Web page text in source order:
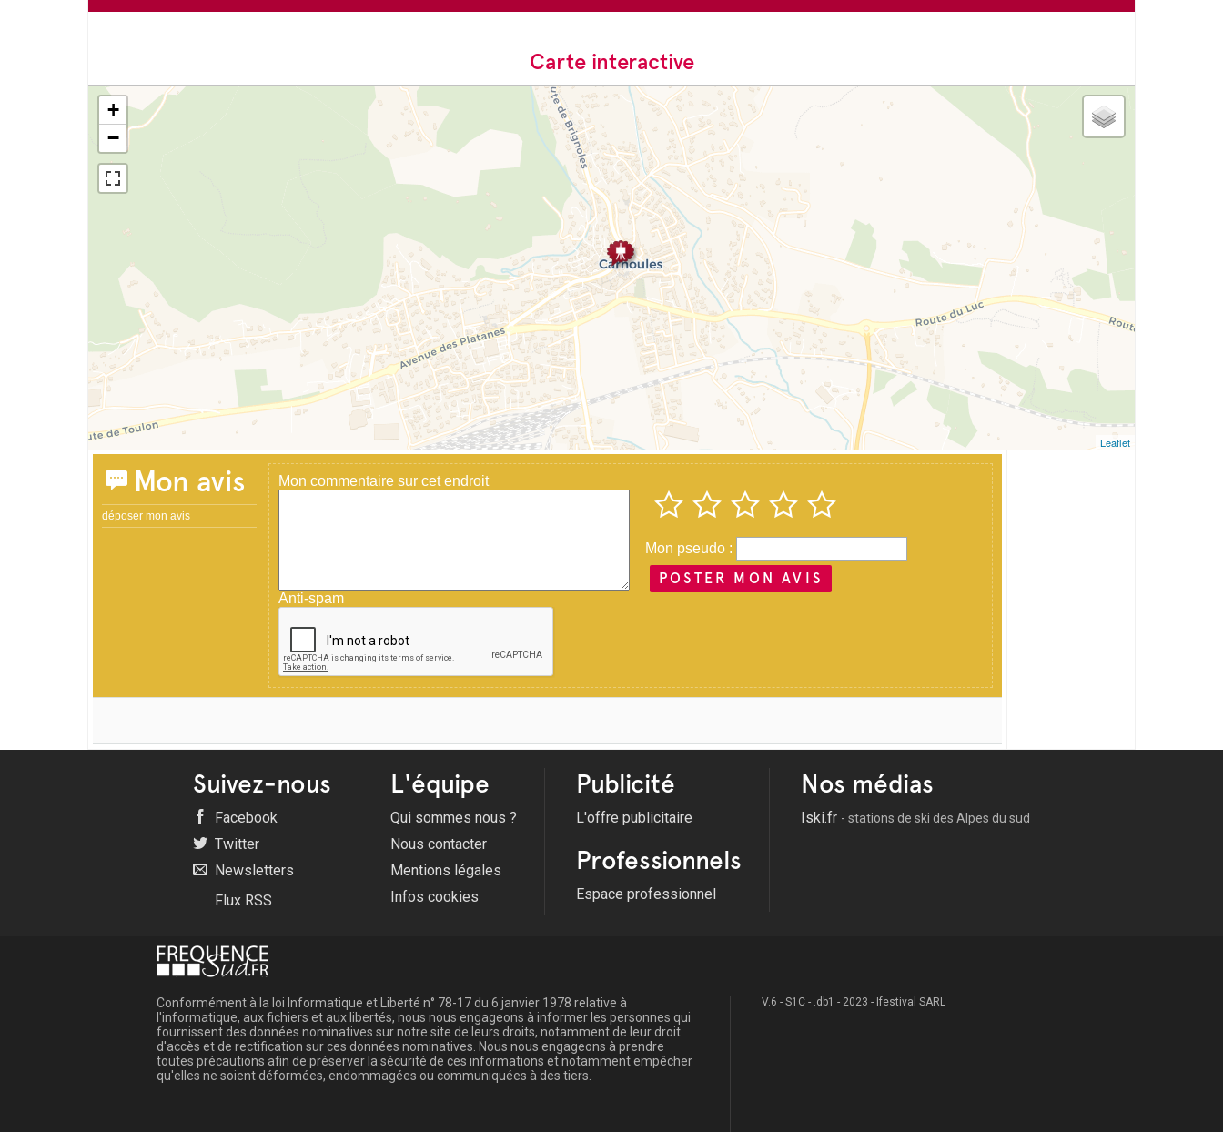
Carte interactive
+
−
Leaflet
Mon avis
déposer mon avis
Mon commentaire sur cet endroit
Anti-spam
Mon pseudo :
POSTER MON AVIS
Suivez-nous
Facebook
Twitter
Newsletters
Flux RSS
L'équipe
Qui sommes nous ?
Nous contacter
Mentions légales
Infos cookies
Publicité
L'offre publicitaire
Professionnels
Espace professionnel
Nos médias
Iski.fr - stations de ski des Alpes du sud
Conformément à la loi Informatique et Liberté n° 78-17 du 6 janvier 1978 relative à
l'informatique, aux fichiers et aux libertés, nous nous engageons à informer les personnes qui
fournissent des données nominatives sur notre site de leurs droits, notamment de leur droit
d'accès et de rectification sur ces données nominatives. Nous nous engageons à prendre
toutes précautions afin de préserver la sécurité de ces informations et notamment empêcher
qu'elles ne soient déformées, endommagées ou communiquées à des tiers.
V.6 - S1C - .db1 - 2023 - Ifestival SARL